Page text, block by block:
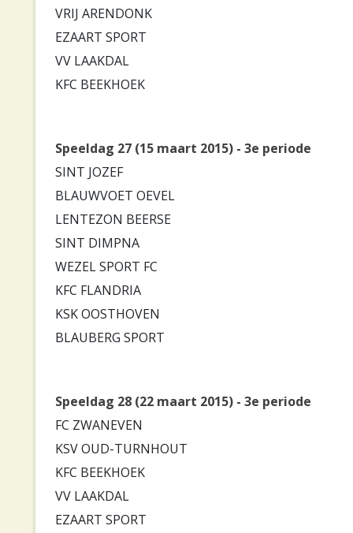
VRIJ ARENDONK
EZAART SPORT
VV LAAKDAL
KFC BEEKHOEK
Speeldag 27 (15 maart 2015) - 3e periode
SINT JOZEF
BLAUWVOET OEVEL
LENTEZON BEERSE
SINT DIMPNA
WEZEL SPORT FC
KFC FLANDRIA
KSK OOSTHOVEN
BLAUBERG SPORT
Speeldag 28 (22 maart 2015) - 3e periode
FC ZWANEVEN
KSV OUD-TURNHOUT
KFC BEEKHOEK
VV LAAKDAL
EZAART SPORT